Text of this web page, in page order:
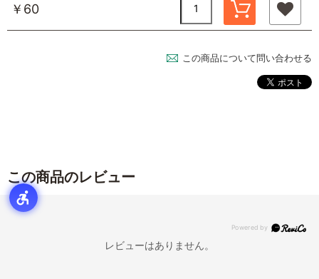
￥60
この商品について問い合わせる
この商品のレビュー
レビューはありません。